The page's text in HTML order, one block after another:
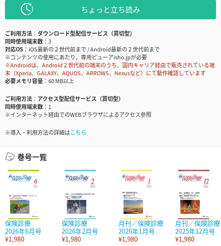
ちょっと立ち読み
ご利用方法
ダウンロード型配信サービス（買切型）
同時使用端末数
3
対応OS
iOS最新の２世代前まで / Android最新の２世代前まで
※コンテンツの使用にあたり、専用ビューアisho.jpが必要
※Androidは、Android２世代前の端末のうち、国内キャリア経由で販売されている端
末（Xperia、GALAXY、AQUOS、ARROWS、Nexusなど）にて動作確認しています
必要メモリ容量
60 MB以上
ご利用方法
アクセス型配信サービス（買切型）
同時使用端末数
1
※インターネット経由でのWEBブラウザによるアクセス参照
※導入・利用方法の詳細はこちら
巻号一覧
保険診療
2026年6月号
¥1,980
保険診療
2026年2月号
¥1,980
月刊／保険診療
2026年1月号
¥1,980
月刊／保険診療
2025年12月号
¥1,980